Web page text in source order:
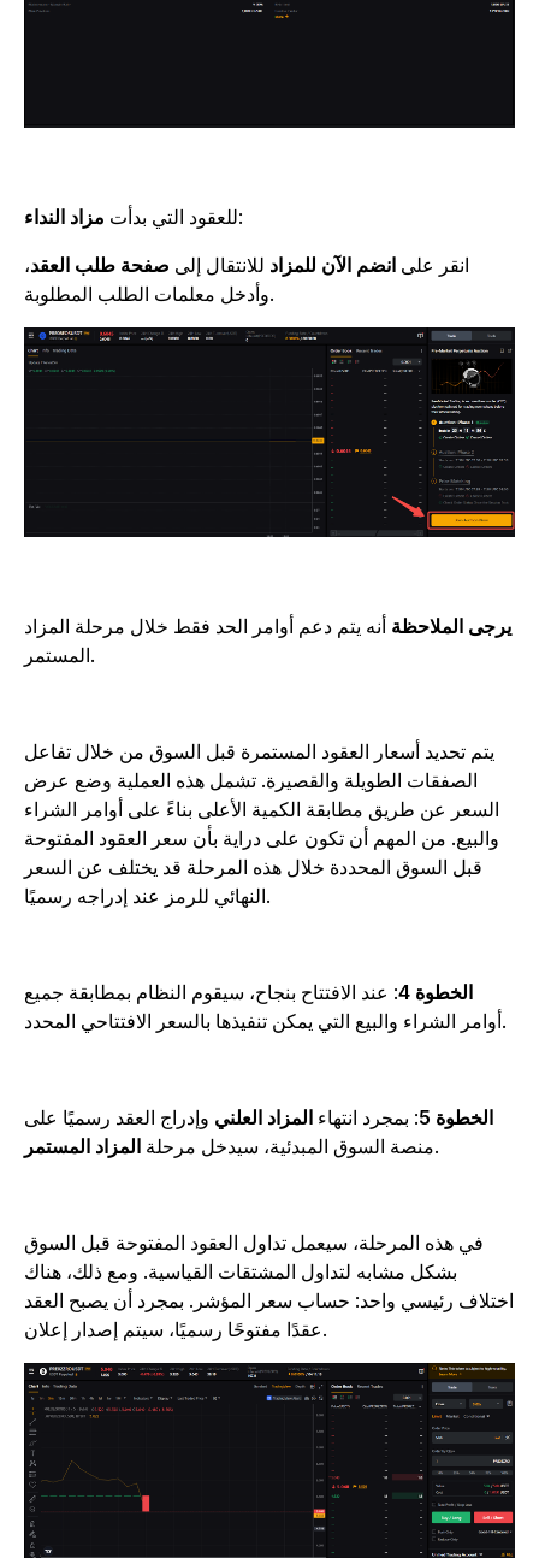
للعقود التي بدأتمزاد النداء
انقر علىانضم الآن للمزادللانتقال إلىصفحة طلب العقد،
يرجى الملاحظةأنه يتم دعم أوامر الحد فقط خلال مرحلة المزاد
يتم تحديد أسعار العقود المستمرة قبل السوق من خلال تفاعل
الصفقات الطويلة والقصيرة. تشمل هذه العملية وضع عرض
السعر عن طريق مطابقة الكمية الأعلى بناءً على أوامر الشراء
والبيع. من المهم أن تكون على دراية بأن سعر العقود المفتوحة
قبل السوق المحددة خلال هذه المرحلة قد يختلف عن السعر
الخطوة 4 : عند الافتتاح بنجاح، سيقوم النظام بمطابقة جميع
الخطوة 5 : بمجرد انتهاءالمزاد العلنيوإدراج العقد رسميًا على
منصة السوق المبدئية، سيدخل مرحلةالمزاد المستمر
في هذه المرحلة، سيعمل تداول العقود المفتوحة قبل السوق
بشكل مشابه لتداول المشتقات القياسية. ومع ذلك، هناك
رئيسي واحد: حساب سعر المؤشر. بمجرد أن يصبح العقد